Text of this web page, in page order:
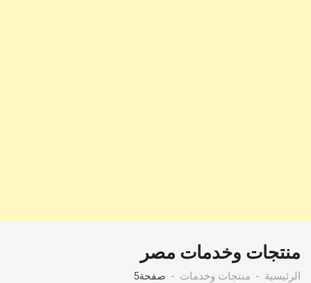
منتجات وخدمات مصر
الرئيسية منتجات وخدمات صفحة5